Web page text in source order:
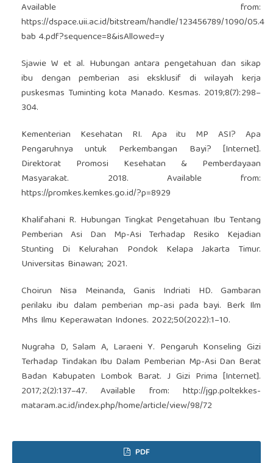
Available from:
https://dspace.uii.ac.id/bitstream/handle/123456789/1090/05.4
bab 4.pdf?sequence=8&isAllowed=y
Sjawie W et al. Hubungan antara pengetahuan dan sikap
ibu dengan pemberian asi eksklusif di wilayah kerja
puskesmas Tuminting kota Manado. Kesmas. 2019;8(7):298–
304.
Kementerian Kesehatan RI. Apa itu MP ASI? Apa
Pengaruhnya untuk Perkembangan Bayi? [Internet].
Direktorat Promosi Kesehatan & Pemberdayaan
Masyarakat. 2018. Available from:
https://promkes.kemkes.go.id/?p=8929
Khalifahani R. Hubungan Tingkat Pengetahuan Ibu Tentang
Pemberian Asi Dan Mp-Asi Terhadap Resiko Kejadian
Stunting Di Kelurahan Pondok Kelapa Jakarta Timur.
Universitas Binawan; 2021.
Choirun Nisa Meinanda, Ganis Indriati HD. Gambaran
perilaku ibu dalam pemberian mp-asi pada bayi. Berk Ilm
Mhs Ilmu Keperawatan Indones. 2022;50(2022):1–10.
Nugraha D, Salam A, Laraeni Y. Pengaruh Konseling Gizi
Terhadap Tindakan Ibu Dalam Pemberian Mp-Asi Dan Berat
Badan Kabupaten Lombok Barat. J Gizi Prima [Internet].
2017;2(2):137–47. Available from:http://jgp.poltekkes-
mataram.ac.id/index.php/home/article/view/98/72
PDF